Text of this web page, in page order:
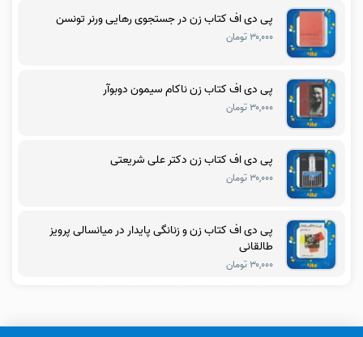
پی دی اف کتاب زن در جستجوی رهایی ورنر تونسن
۳۰,۰۰۰ تومان
پی دی اف کتاب زن ناکام سیمون دوبوآر
۳۰,۰۰۰ تومان
پی دی اف کتاب زن دکتر علی شریعتی
۳۰,۰۰۰ تومان
پی دی اف کتاب زن و زنانگی پایدار در میانسالی پرویز
طالقانی
۳۰,۰۰۰ تومان